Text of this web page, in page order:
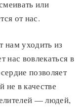
или
от нас.
нам уходить из
нас вовлекаться в
позволяет
не в качестве
— людей,